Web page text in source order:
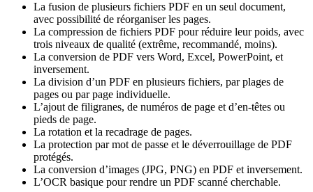
La fusion de plusieurs fichiers PDF en un seul document,
avec possibilité de réorganiser les pages.
La compression de fichiers PDF pour réduire leur poids, avec
trois niveaux de qualité (extrême, recommandé, moins).
La conversion de PDF vers Word, Excel, PowerPoint, et
inversement.
La division d’un PDF en plusieurs fichiers, par plages de
pages ou par page individuelle.
L’ajout de filigranes, de numéros de page et d’en-têtes ou
pieds de page.
La rotation et la recadrage de pages.
La protection par mot de passe et le déverrouillage de PDF
protégés.
La conversion d’images (JPG, PNG) en PDF et inversement.
L’OCR basique pour rendre un PDF scanné cherchable.